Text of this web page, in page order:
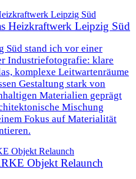
Heizkraftwerk Leipzig Süd
Süd stand ich vor einer
Industriefotografie: klare
komplexe Leitwartenräume
Gestaltung stark von
Materialien geprägt
Mischung
Fokus auf Materialität
Objekt Relaunch